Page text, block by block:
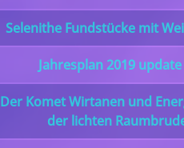
Selenithe Fundstücke mit
Jahresplan 2019
Der Komet Wirtanen und
der lichten